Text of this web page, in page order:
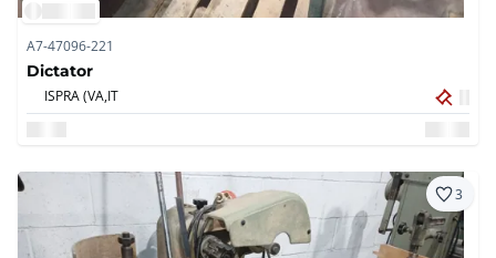
A7-47096-221
Dictator
ISPRA (VA,IT
3